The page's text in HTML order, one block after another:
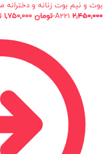
بوت و نیم بوت زنانه و
A221 2,450,000 تومان 1,750,000